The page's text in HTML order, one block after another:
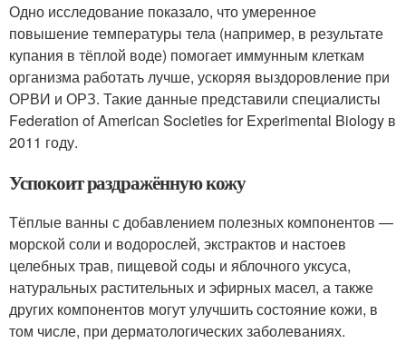
Одно исследование показало, что умеренное
повышение температуры тела (например, в результате
купания в тёплой воде) помогает иммунным клеткам
организма работать лучше, ускоряя выздоровление при
ОРВИ и ОРЗ. Такие данные представили специалисты
Federation of American Societies for Experimental Biology в
2011 году.
Успокоит раздражённую кожу
Тёплые ванны с добавлением полезных компонентов —
морской соли и водорослей, экстрактов и настоев
целебных трав, пищевой соды и яблочного уксуса,
натуральных растительных и эфирных масел, а также
других компонентов могут улучшить состояние кожи, в
том числе, при дерматологических заболеваниях.